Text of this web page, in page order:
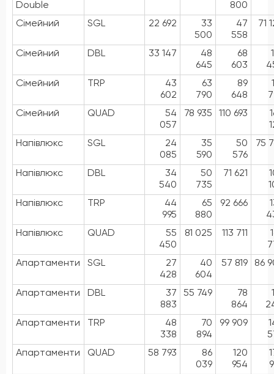
Double
800
Сімейний SGL 22 692
33
500
47
558
71
Сімейний DBL 33 147
48
645
68
603
Сімейний
TRP
43
602
63
790
89
648
Сімейний
QUAD
54
057
78 935 110 693
Напівлюкс
SGL
24
085
35
590
50
576
75
Напівлюкс DBL
34
540
50
735
71 621
Напівлюкс
TRP
44
995
65
880
92 666
Напівлюкс
QUAD
55
450
81 025 113 711
Апартаменти
SGL
27
428
40
604
57 819 86
Апартаменти DBL
37
883
55 749
78
864
Апартаменти
TRP
48
338
70
894
99 909
Апартаменти
QUAD 58 793
86
039
120
954